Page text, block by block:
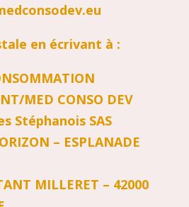
en écrivant à :
MED CONSO DEV
Stéphanois SAS
– ESPLANADE
MILLERET – 42000